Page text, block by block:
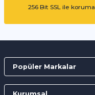
256 Bit SSL ile koruma
Popüler Markalar